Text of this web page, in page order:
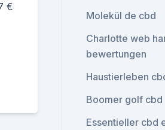
€
Molekül de cbd
Charlotte web
bewertungen
Haustierleben
Boomer golf cbd
Essentieller cbd